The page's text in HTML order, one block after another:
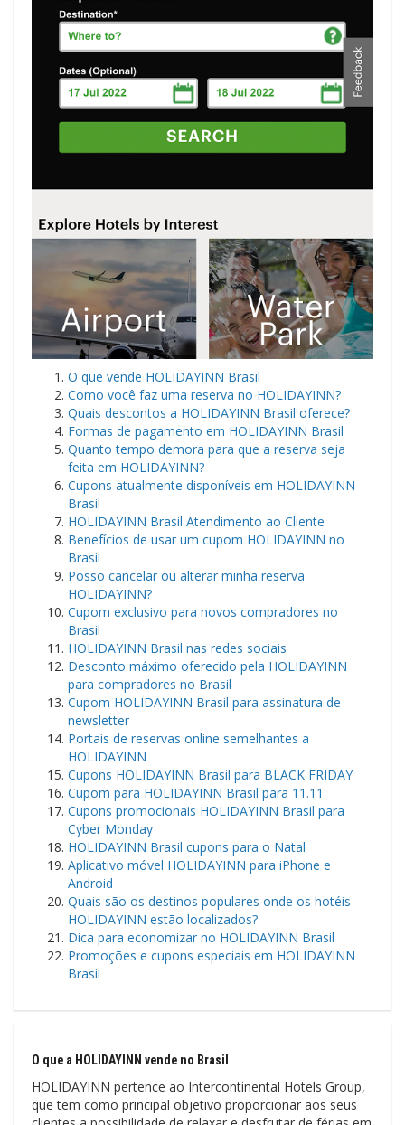
O que vende HOLIDAYINN Brasil
Como você faz uma reserva no HOLIDAYINN?
Quais descontos a HOLIDAYINN Brasil oferece?
Formas de pagamento em HOLIDAYINN Brasil
Quanto tempo demora para que a reserva seja
feita em HOLIDAYINN?
Cupons atualmente disponíveis em HOLIDAYINN
Brasil
HOLIDAYINN Brasil Atendimento ao Cliente
Benefícios de usar um cupom HOLIDAYINN no
Brasil
Posso cancelar ou alterar minha reserva
HOLIDAYINN?
Cupom exclusivo para novos compradores no
Brasil
HOLIDAYINN Brasil nas redes sociais
Desconto máximo oferecido pela HOLIDAYINN
para compradores no Brasil
Cupom HOLIDAYINN Brasil para assinatura de
newsletter
Portais de reservas online semelhantes a
HOLIDAYINN
Cupons HOLIDAYINN Brasil para BLACK FRIDAY
Cupom para HOLIDAYINN Brasil para 11.11
Cupons promocionais HOLIDAYINN Brasil para
Cyber ​​Monday
HOLIDAYINN Brasil cupons para o Natal
Aplicativo móvel HOLIDAYINN para iPhone e
Android
Quais são os destinos populares onde os hotéis
HOLIDAYINN estão localizados?
Dica para economizar no HOLIDAYINN Brasil
Promoções e cupons especiais em HOLIDAYINN
Brasil
O que a HOLIDAYINN vende no Brasil
HOLIDAYINN pertence ao Intercontinental Hotels Group,
que tem como principal objetivo proporcionar aos seus